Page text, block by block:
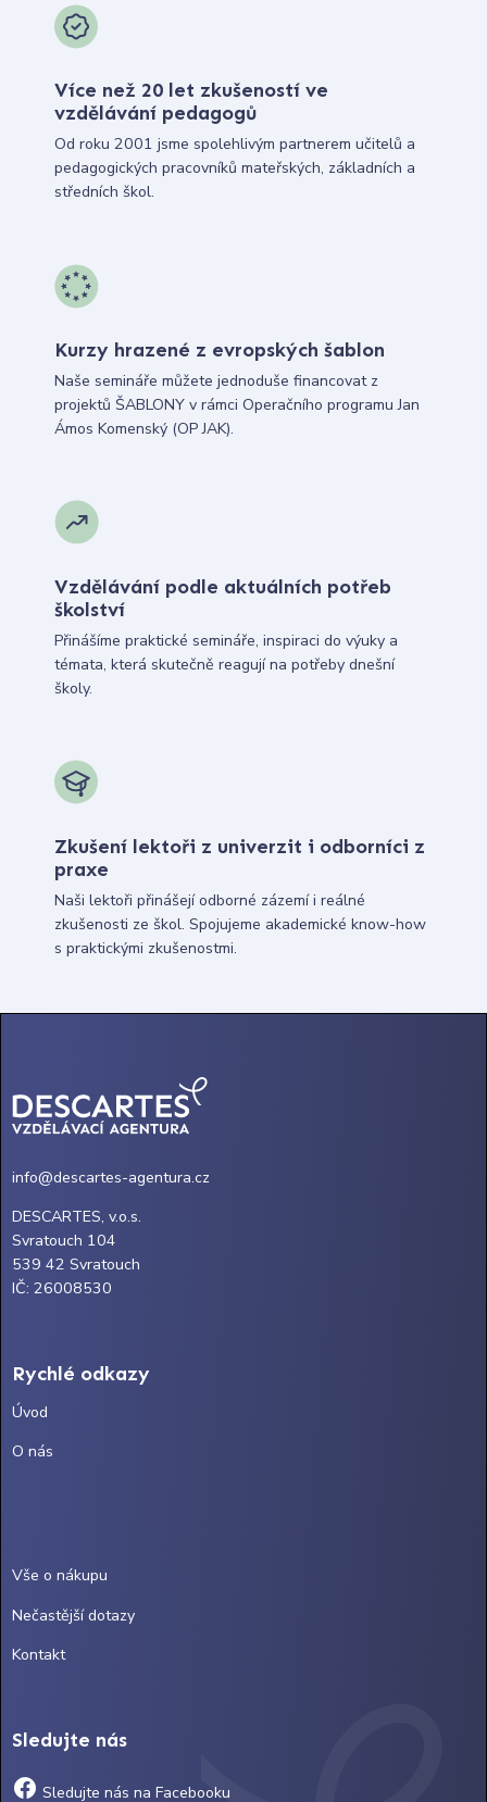
Více než 20 let zkušeností ve
vzdělávání pedagogů
Od roku 2001 jsme spolehlivým partnerem učitelů a
pedagogických pracovníků mateřských, základních a
středních škol.
Kurzy hrazené z evropských šablon
Naše semináře můžete jednoduše financovat z
projektů ŠABLONY v rámci Operačního programu Jan
Ámos Komenský (OP JAK).
Vzdělávání podle aktuálních potřeb
školství
Přinášíme praktické semináře, inspiraci do výuky a
témata, která skutečně reagují na potřeby dnešní
školy.
Zkušení lektoři z univerzit i odborníci z
praxe
Naši lektoři přinášejí odborné zázemí i reálné
zkušenosti ze škol. Spojujeme akademické know-how
s praktickými zkušenostmi.
info@descartes-agentura.cz
DESCARTES, v.o.s.
Svratouch 104
539 42 Svratouch
IČ: 26008530
Rychlé odkazy
Úvod
O nás
Vše o nákupu
Nečastější dotazy
Kontakt
Sledujte nás
Sledujte nás na Facebooku